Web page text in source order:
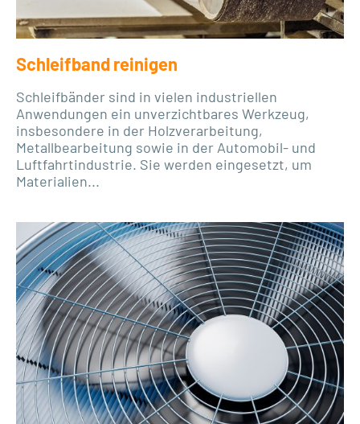
Schleifband reinigen
Schleifbänder sind in vielen industriellen
Anwendungen ein unverzichtbares Werkzeug,
insbesondere in der Holzverarbeitung,
Metallbearbeitung sowie in der Automobil- und
Luftfahrtindustrie. Sie werden eingesetzt, um
Materialien...